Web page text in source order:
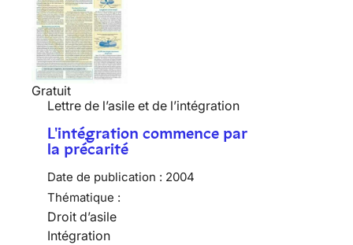
Gratuit
Lettre de l’asile et de l’intégration
L'intégration commence par
la précarité
Date de publication : 2004
Thématique :
Droit d’asile
Intégration